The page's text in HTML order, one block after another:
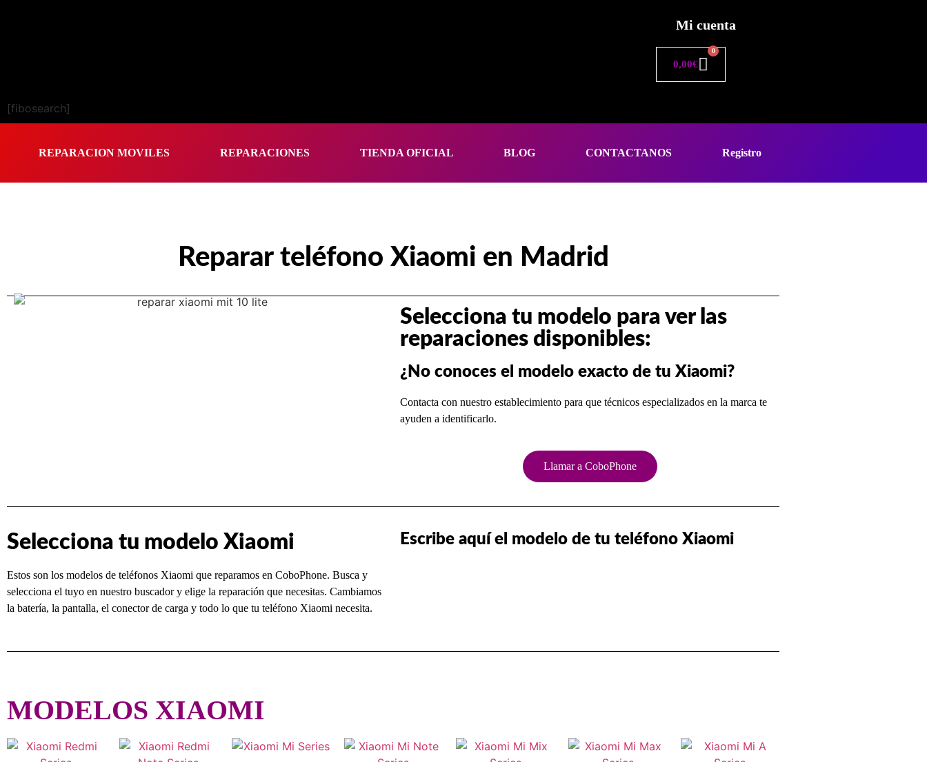
Mi cuenta
0,00€
0
[fibosearch]
REPARACION MOVILES REPARACIONES TIENDA OFICIAL BLOG CONTACTANOS Registro
Reparar teléfono Xiaomi en Madrid
Selecciona tu modelo para ver las
reparaciones disponibles:
¿No conoces el modelo exacto de tu Xiaomi?
Contacta con nuestro establecimiento para que técnicos especializados en la marca te
ayuden a identificarlo.
Llamar a CoboPhone
Selecciona tu modelo Xiaomi
Estos son los modelos de teléfonos Xiaomi que reparamos en CoboPhone. Busca y
selecciona el tuyo en nuestro buscador y elige la reparación que necesitas. Cambiamos
la batería, la pantalla, el conector de carga y todo lo que tu teléfono Xiaomi necesita.
Escribe aquí el modelo de tu teléfono Xiaomi
MODELOS XIAOMI